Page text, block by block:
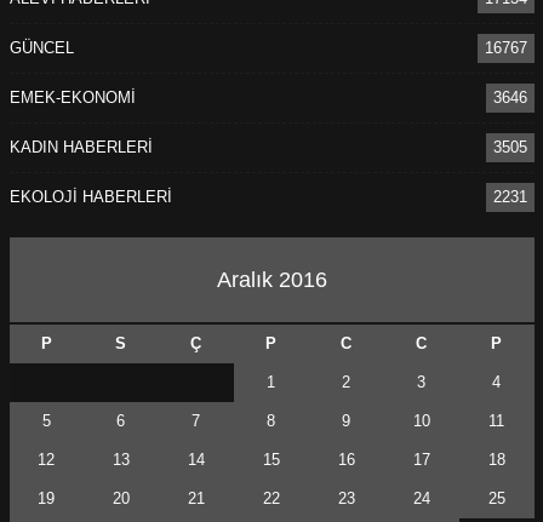
GÜNCEL 16767
EMEK-EKONOMİ 3646
KADIN HABERLERİ 3505
EKOLOJİ HABERLERİ 2231
Aralık 2016
P S Ç P C C P
1 2 3 4
5 6 7 8 9 10 11
12 13 14 15 16 17 18
19 20 21 22 23 24 25